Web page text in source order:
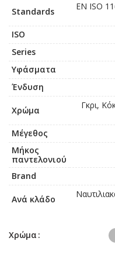
Standards
EN ISO
ISO
Series
Υφάσματα
Ένδυση
Χρώμα
Γκρι,
Μέγεθος
Μήκος
παντελονιού
Brand
Ανά κλάδο
Χρώμα